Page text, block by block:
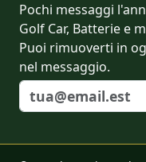
Pochi messaggi
Golf Car, Batterie e
Puoi rimuoverti in
nel messaggio.